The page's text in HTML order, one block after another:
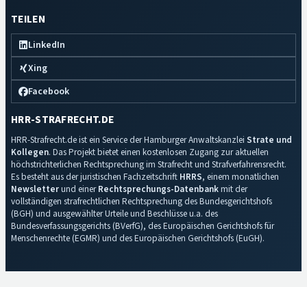
TEILEN
LinkedIn
Xing
Facebook
HRR-STRAFRECHT.DE
HRR-Strafrecht.de ist ein Service der Hamburger Anwaltskanzlei Strate und
Kollegen. Das Projekt bietet einen kostenlosen Zugang zur aktuellen
höchstrichterlichen Rechtsprechung im Strafrecht und Strafverfahrensrecht.
Es besteht aus der juristischen Fachzeitschrift HRRS, einem monatlichen
Newsletterund einerRechtsprechungs-Datenbankmit der
vollständigen strafrechtlichen Rechtsprechung des Bundesgerichtshofs
(BGH) und ausgewählter Urteile und Beschlüsse u.a. des
Bundesverfassungsgerichts (BVerfG), des Europäischen Gerichtshofs für
Menschenrechte (EGMR) und des Europäischen Gerichtshofs (EuGH).